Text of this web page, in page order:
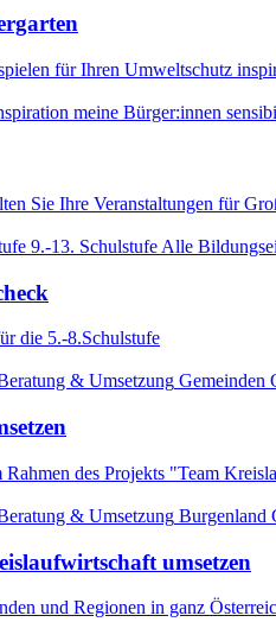
für Ihren Umweltschutz
meine Bürger:innen
Sie Ihre Veranstaltungen für
9.-13. Schulstufe Alle
die 5.-8.Schulstufe
& Umsetzung Gemeinden
Rahmen des Projekts "Team
& Umsetzung Burgenland
umsetzen
und Regionen in ganz